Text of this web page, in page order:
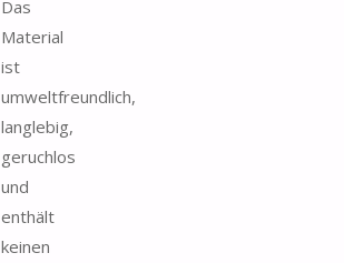
Das
Material
ist
umweltfreundlich,
langlebig,
geruchlos
und
enthält
keinen